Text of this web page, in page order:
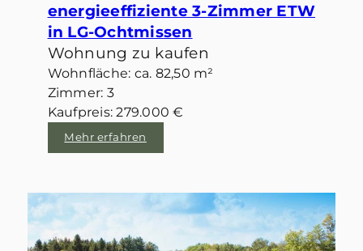
energieeffiziente 3-Zimmer ETW
in LG-Ochtmissen
Wohnung zu kaufen
Wohnfläche: ca. 82,50 m²
Zimmer: 3
Kaufpreis: 279.000 €
Mehr erfahren